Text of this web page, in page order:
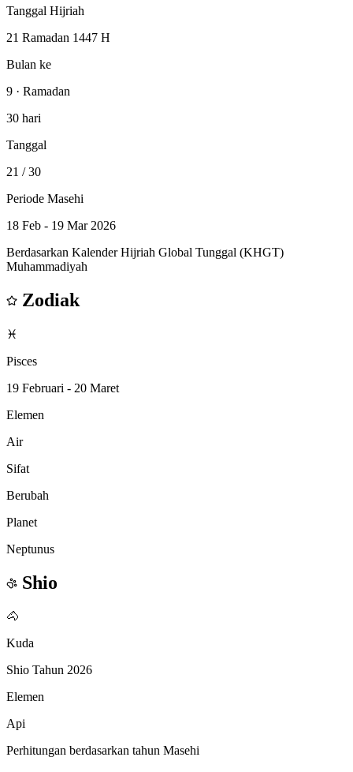
Tanggal Hijriah
21 Ramadan 1447 H
Bulan ke
9 · Ramadan
30 hari
Tanggal
21 / 30
Periode Masehi
18 Feb - 19 Mar 2026
Berdasarkan Kalender Hijriah Global Tunggal (KHGT)
Muhammadiyah
Zodiak
♓
Pisces
19 Februari - 20 Maret
Elemen
Air
Sifat
Berubah
Planet
Neptunus
Shio
🐴
Kuda
Shio Tahun 2026
Elemen
Api
Perhitungan berdasarkan tahun Masehi